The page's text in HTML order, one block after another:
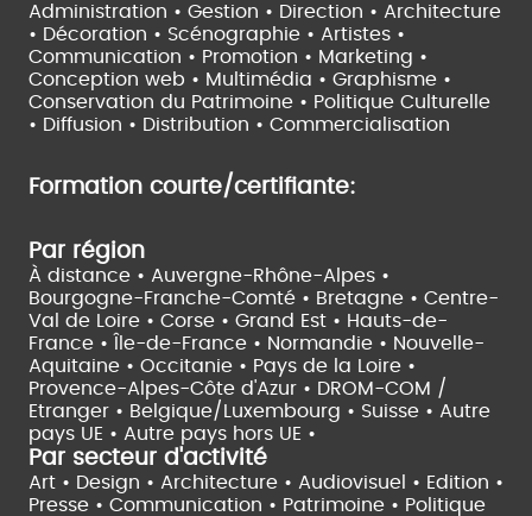
Administration • Gestion • Direction • Architecture
• Décoration • Scénographie • Artistes •
Communication • Promotion • Marketing •
Conception web • Multimédia • Graphisme •
Conservation du Patrimoine • Politique Culturelle
• Diffusion • Distribution • Commercialisation
Formation courte/certifiante:
Par région
À distance • Auvergne-Rhône-Alpes •
Bourgogne-Franche-Comté • Bretagne • Centre-
Val de Loire • Corse • Grand Est • Hauts-de-
France •
Île-de-France • Normandie • Nouvelle-
Aquitaine • Occitanie • Pays de la Loire •
Provence-Alpes-Côte d'Azur • DROM-COM /
Etranger • Belgique/Luxembourg • Suisse • Autre
pays UE • Autre pays hors UE •
Par secteur d'activité
Art • Design • Architecture • Audiovisuel • Edition •
Presse • Communication • Patrimoine • Politique